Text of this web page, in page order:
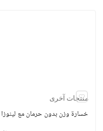
منتجات آخرى
خسارة وزن بدون حرمان مع